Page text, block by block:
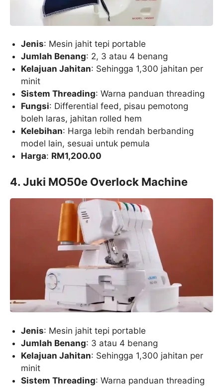
Jenis: Mesin jahit tepi portable
Jumlah Benang: 2, 3 atau 4 benang
Kelajuan Jahitan: Sehingga 1,300 jahitan per
minit
Sistem Threading: Warna panduan threading
Fungsi: Differential feed, pisau pemotong
boleh laras, jahitan rolled hem
Kelebihan: Harga lebih rendah berbanding
model lain, sesuai untuk pemula
Harga: RM1,200.00
4. Juki MO50e Overlock Machine
Jenis: Mesin jahit tepi portable
Jumlah Benang: 3 atau 4 benang
Kelajuan Jahitan: Sehingga 1,300 jahitan per
minit
Sistem Threading: Warna panduan threading